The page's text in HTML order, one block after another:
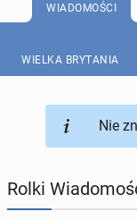
WIADOMOŚCI
WIELKA BRYTANIA
Nie
Rolki